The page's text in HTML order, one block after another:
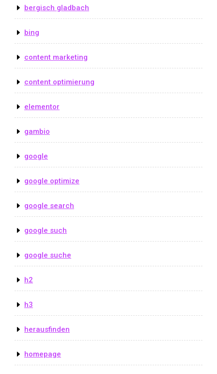
bergisch gladbach
bing
content marketing
content optimierung
elementor
gambio
google
google optimize
google search
google such
google suche
h2
h3
herausfinden
homepage